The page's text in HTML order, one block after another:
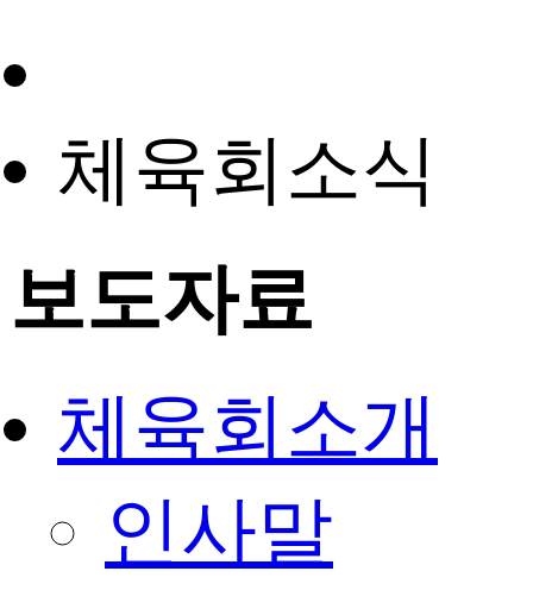
체육회소식
보도자료
체육회소개
인사말